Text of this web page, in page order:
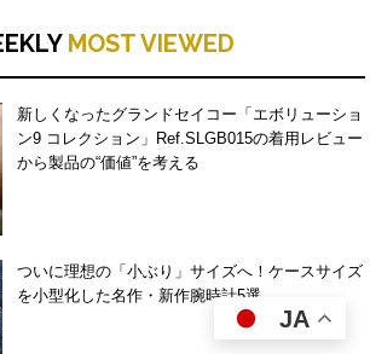
MOST VIEWED
新しくなったグランドセイコー「エボリューショ
ン9 コレクション」Ref.SLGB015の着用レビュー
から製品の“価値”を考える
ついに理想の「小ぶり」サイズへ！ケースサイズ
を小型化した名作・新作腕時計5選
JA